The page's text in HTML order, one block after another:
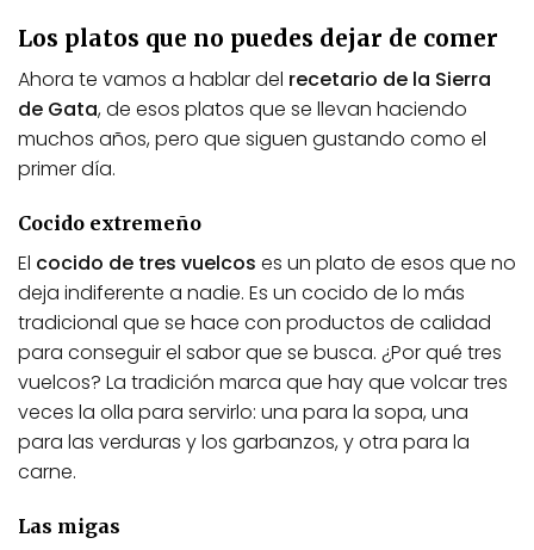
Los platos que no puedes dejar de comer
Ahora te vamos a hablar del recetario de la Sierra
de Gata, de esos platos que se llevan haciendo
muchos años, pero que siguen gustando como el
primer día.
Cocido extremeño
El cocido de tres vuelcos es un plato de esos que no
deja indiferente a nadie. Es un cocido de lo más
tradicional que se hace con productos de calidad
para conseguir el sabor que se busca. ¿Por qué tres
vuelcos? La tradición marca que hay que volcar tres
veces la olla para servirlo: una para la sopa, una
para las verduras y los garbanzos, y otra para la
carne.
Las migas